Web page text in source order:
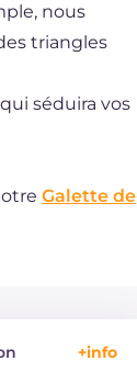
nous
triangles
séduira vos
Galette de